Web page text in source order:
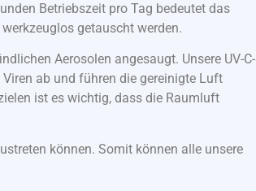
Betriebszeit pro Tag bedeutet das
getauscht werden.
Aerosolen angesaugt. Unsere UV-C-
ab und führen die gereinigte Luft
ist es wichtig, dass die Raumluft
können. Somit können alle unsere